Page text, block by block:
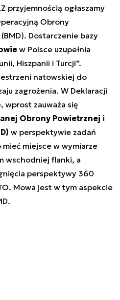
przyjemnością ogłaszamy
Obrony
Dostarczenie bazy
w Polsce uzupełnia
Hiszpanii i Turcji”.
natowskiej do
zagrożenia. W Deklaracji
wprost zauważa się
Obrony Powietrznej i
w perspektywie zadań
mieć miejsce w wymiarze
wschodniej flanki, a
perspektywy 360
Mowa jest w tym aspekcie